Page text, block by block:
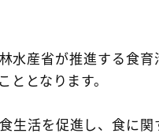
水産省が推進する食
ととなります。
生活を促進し、食に